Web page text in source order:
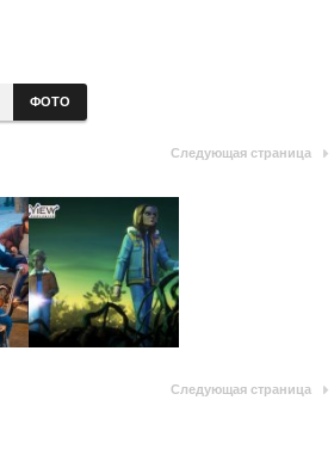
ФОТО
Следующая страница
Следующая страница